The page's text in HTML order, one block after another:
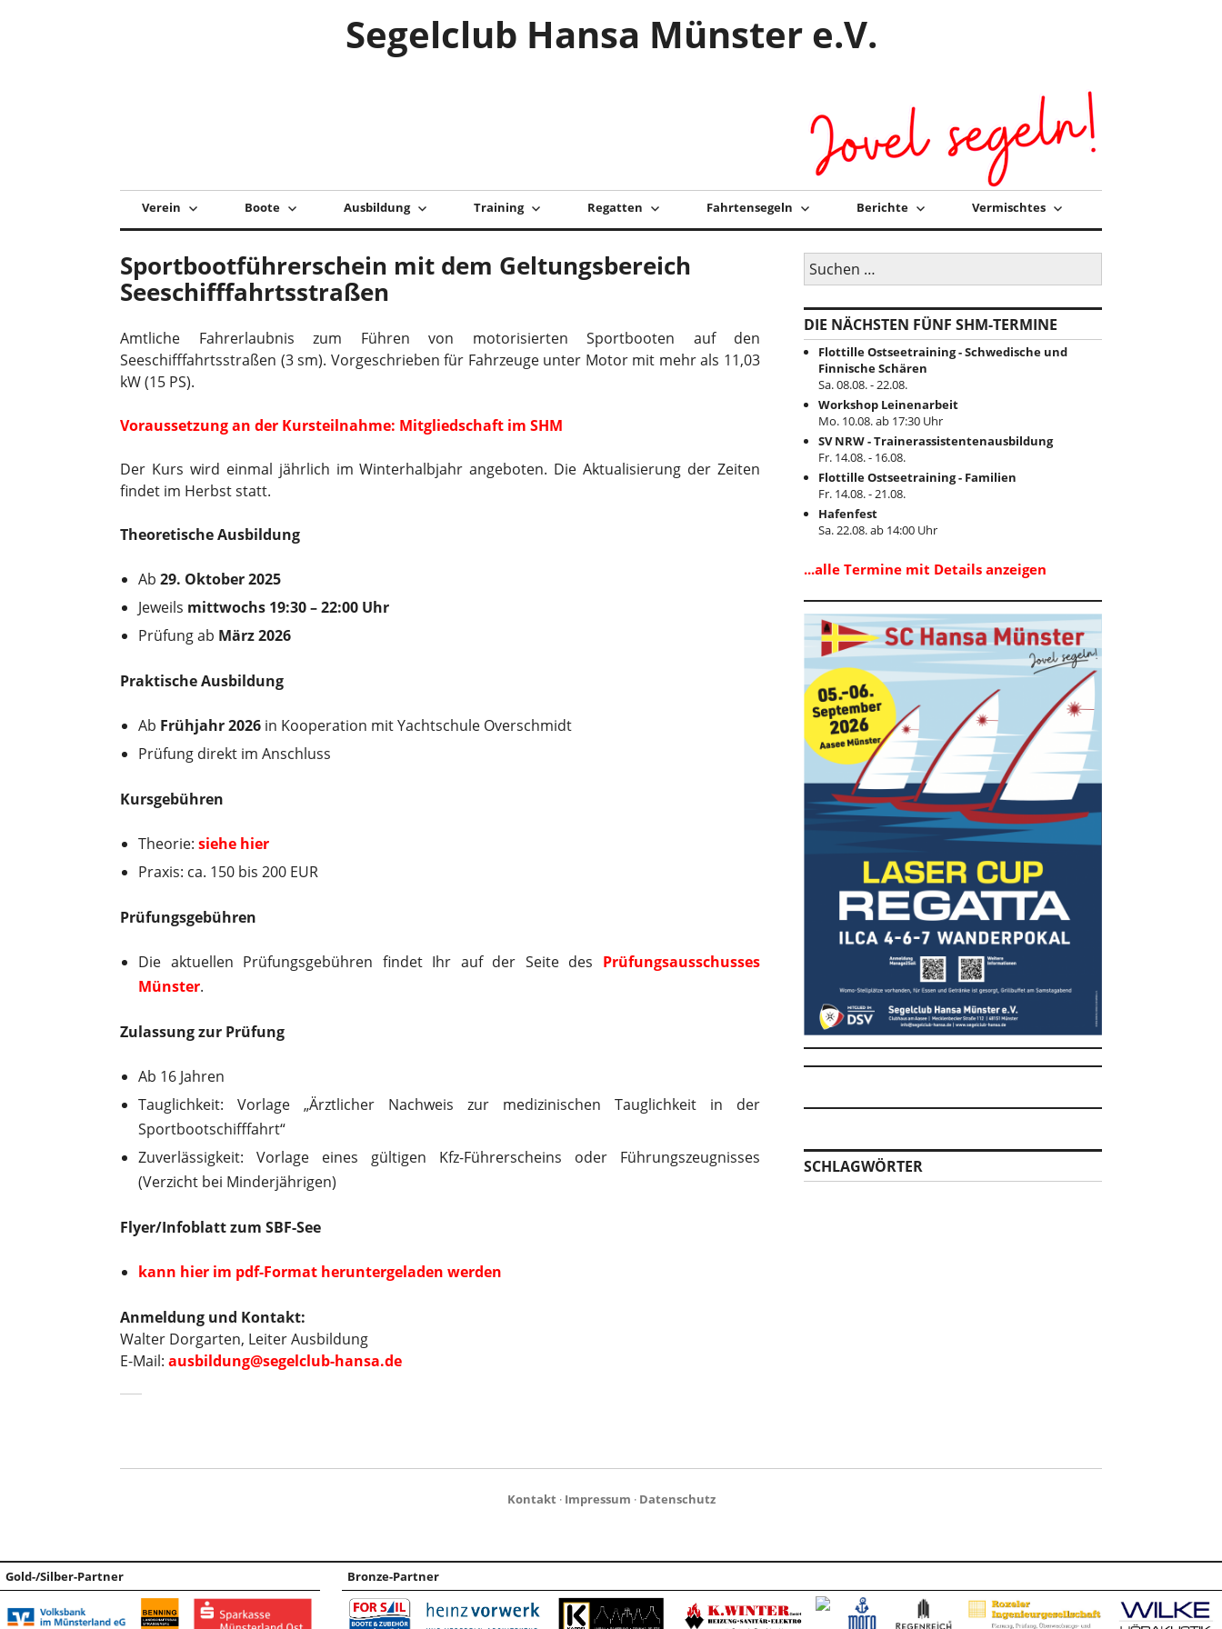
Segelclub Hansa Münster e.V.
Verein Boote Ausbildung Training Regatten Fahrtensegeln Berichte Vermischtes
Sportbootführerschein mit dem Geltungsbereich
Seeschifffahrtsstraßen
Amtliche Fahrerlaubnis zum Führen von motorisierten Sportbooten auf den
Seeschifffahrtsstraßen (3 sm). Vorgeschrieben für Fahrzeuge unter Motor mit mehr als 11,03
kW (15 PS).
Voraussetzung an der Kursteilnahme: Mitgliedschaft im SHM
Der Kurs wird einmal jährlich im Winterhalbjahr angeboten. Die Aktualisierung der Zeiten
findet im Herbst statt.
Theoretische Ausbildung
Ab 29. Oktober 2025
Jeweils mittwochs 19:30 – 22:00 Uhr
Prüfung ab März 2026
Praktische Ausbildung
Ab Frühjahr 2026 in Kooperation mit Yachtschule Overschmidt
Prüfung direkt im Anschluss
Kursgebühren
Theorie: siehe hier
Praxis: ca. 150 bis 200 EUR
Prüfungsgebühren
Die aktuellen Prüfungsgebühren findet Ihr auf der Seite des Prüfungsausschusses
Münster.
Zulassung zur Prüfung
Ab 16 Jahren
Tauglichkeit: Vorlage „Ärztlicher Nachweis zur medizinischen Tauglichkeit in der
Sportbootschifffahrt“
Zuverlässigkeit: Vorlage eines gültigen Kfz-Führerscheins oder Führungszeugnisses
(Verzicht bei Minderjährigen)
Flyer/Infoblatt zum SBF-See
kann hier im pdf-Format heruntergeladen werden
Anmeldung und Kontakt:
Walter Dorgarten, Leiter Ausbildung
E-Mail: ausbildung@segelclub-hansa.de
Suchen
nach:
DIE NÄCHSTEN FÜNF SHM-TERMINE
Flottille Ostseetraining - Schwedische und
Finnische Schären
Sa. 08.08. - 22.08.
Workshop Leinenarbeit
Mo. 10.08. ab 17:30 Uhr
SV NRW - Trainerassistentenausbildung
Fr. 14.08. - 16.08.
Flottille Ostseetraining - Familien
Fr. 14.08. - 21.08.
Hafenfest
Sa. 22.08. ab 14:00 Uhr
...alle Termine mit Details anzeigen
SCHLAGWÖRTER
Gold-/Silber-Partner Bronze-Partner
Kontakt · Impressum · Datenschutz